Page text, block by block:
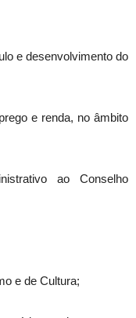
e desenvolvimento do
e renda, no âmbito
ao Conselho
e de Cultura;